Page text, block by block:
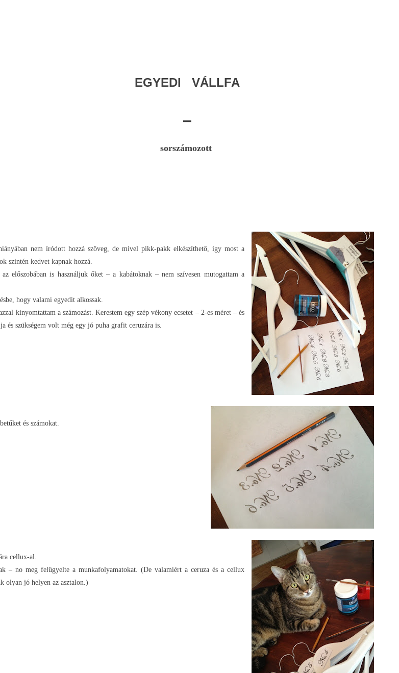
EGYEDI VÁLLFA
–
sorszámozott
nem íródott hozzá szöveg, de mivel pikk-pakk elkészíthető, így most a
szintén kedvet kapnak hozzá.
előszobában is használjuk őket – a kabátoknak – nem szívesen mutogattam a
hogy valami egyedit alkossak.
kinyomtattam a számozást. Kerestem egy szép vékony ecsetet – 2-es méret – és
és szükségem volt még egy jó puha grafit ceruzára is.
és számokat.
cellux-al.
– no meg felügyelte a munkafolyamatokat. (De valamiért a ceruza és a cellux
olyan jó helyen az asztalon.)